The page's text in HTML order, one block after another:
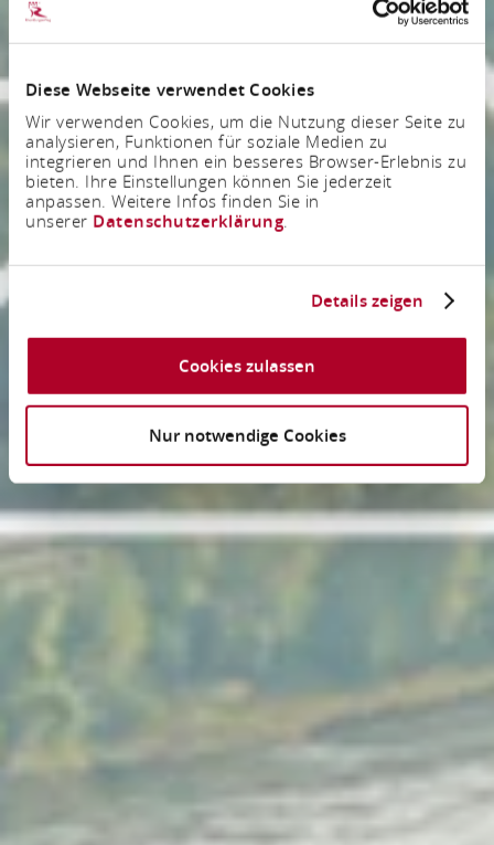
Diese Webseite verwendet Cookies
Wir verwenden Cookies, um die Nutzung dieser Seite zu
analysieren, Funktionen für soziale Medien zu
integrieren und Ihnen ein besseres Browser-Erlebnis zu
bieten. Ihre Einstellungen können Sie jederzeit
anpassen. Weitere Infos finden Sie in
unserer Datenschutzerklärung.
Details zeigen
Cookies zulassen
Nur notwendige Cookies